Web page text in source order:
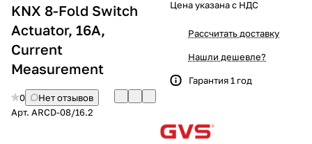
KNX 8-Fold Switch
Actuator, 16A,
Current
Measurement
0
Нет отзывов
Арт. ARCD-08/16.2
Рассчитать доставку
Нашли дешевле?
Гарантия 1 год